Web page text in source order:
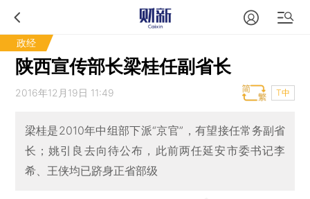
政经
陕西宣传部长梁桂任副省长
2016年12月19日 11:49 T中
梁桂是2010年中组部下派“京官”，有望接任常务副省
长；姚引良去向待公布，此前两任延安市委书记李
希、王侠均已跻身正省部级